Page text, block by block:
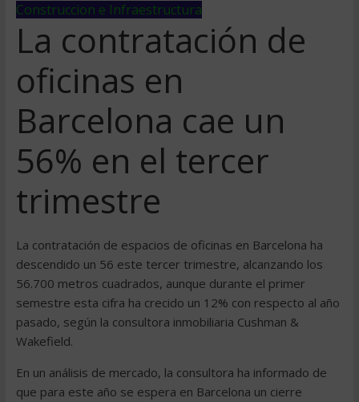
Construccion e Infraestructura
La contratación de
oficinas en
Barcelona cae un
56% en el tercer
trimestre
La contratación de espacios de oficinas en Barcelona ha
descendido un 56 este tercer trimestre, alcanzando los
56.700 metros cuadrados, aunque durante el primer
semestre esta cifra ha crecido un 12% con respecto al año
pasado, según la consultora inmobiliaria Cushman &
Wakefield.
En un análisis de mercado, la consultora ha informado de
que para este año se espera en Barcelona un cierre